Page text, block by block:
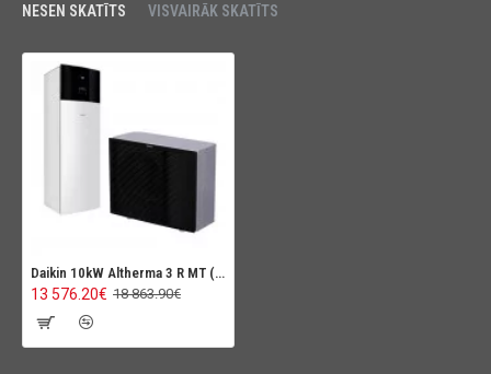
NESEN SKATĪTS VISVAIRĀK SKATĪTS
Daikin 10kW Altherma 3 R MT (Augstas temperatūras siltumsūknis), 230L, ar dzesēšanas funkciju
13 576.20€ 18 863.90€